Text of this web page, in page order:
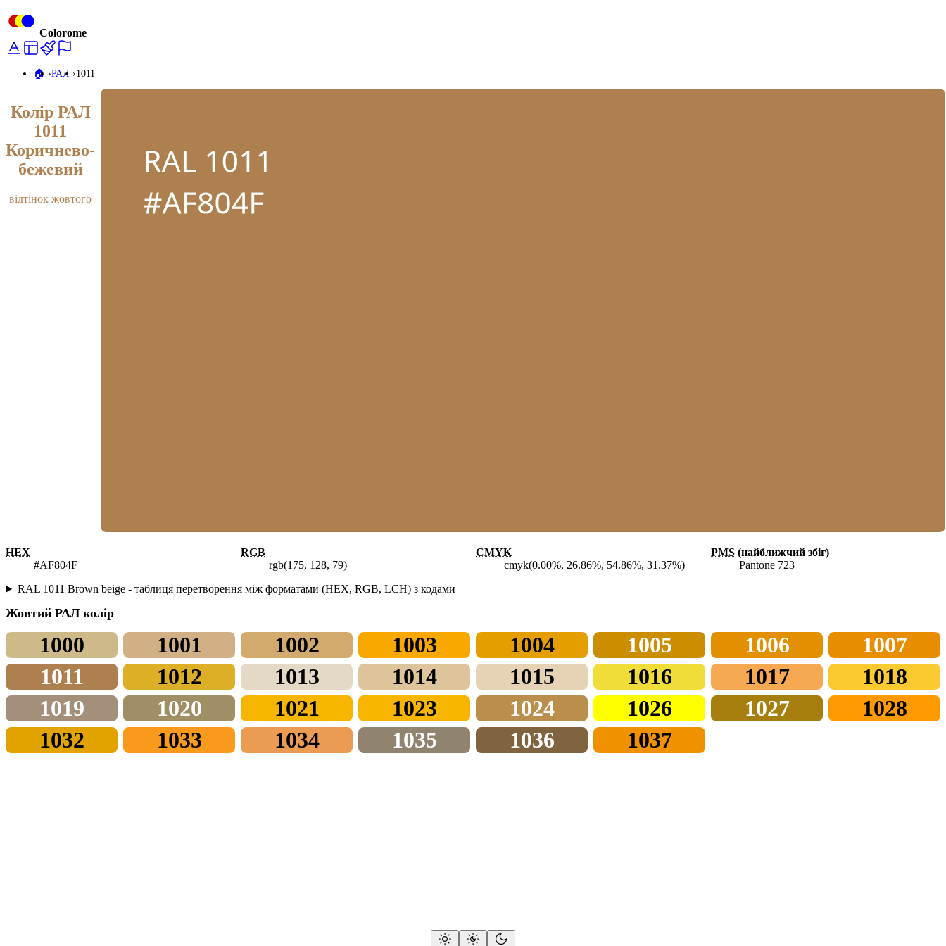
Colorome
🏠️ РАЛ 1011
Колір РАЛ
1011
Коричнево-
бежевий
відтінок жовтого
HEX
#AF804F
RGB
rgb(175, 128, 79)
CMYK
cmyk(0.00%, 26.86%, 54.86%, 31.37%)
PMS (найближчий збіг)
Pantone 723
RAL 1011 Brown beige - таблиця перетворення між форматами (HEX, RGB, LCH) з кодами
Жовтий РАЛ колір
1000 1001 1002 1003 1004 1005 1006
1007
1011
1012 1013 1014 1015 1016 1017
1018
1019
1020 1021 1023 1024 1026 1027
1028
1032
1033 1034 1035 1036 1037